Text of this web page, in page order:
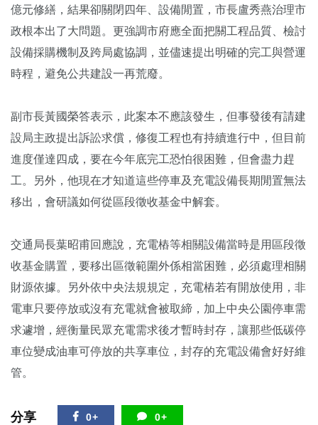
億元修繕，結果卻關閉四年、設備閒置，市長盧秀燕治理市
政根本出了大問題。更強調市府應全面把關工程品質、檢討
設備採購機制及跨局處協調，並儘速提出明確的完工與營運
時程，避免公共建設一再荒廢。
副市長黃國榮答表示，此案本不應該發生，但事發後有請建
設局主政提出訴訟求償，修復工程也有持續進行中，但目前
進度僅達四成，要在今年底完工恐怕很困難，但會盡力趕
工。另外，他現在才知道這些停車及充電設備長期閒置無法
移出，會研議如何從區段徵收基金中解套。
交通局長葉昭甫回應說，充電樁等相關設備當時是用區段徵
收基金購置，要移出區徵範圍外係相當困難，必須處理相關
財源依據。另外依中央法規規定，充電樁若有開放使用，非
電車只要停放或沒有充電就會被取締，加上中央公園停車需
求遽增，經衡量民眾充電需求後才暫時封存，讓那些低碳停
車位變成油車可停放的共享車位，封存的充電設備會好好維
管。
分享 0+ 0+